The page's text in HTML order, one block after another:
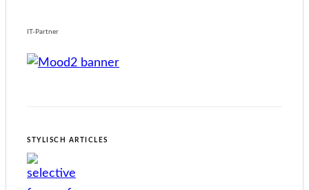
IT-Partner
STYLISCH ARTICLES